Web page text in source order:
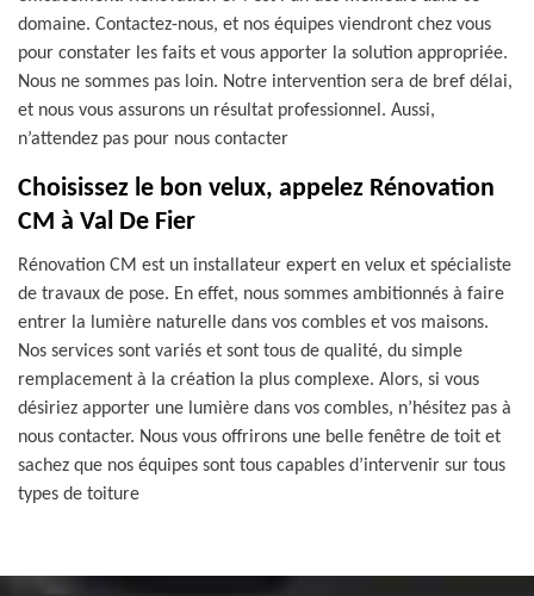
domaine. Contactez-nous, et nos équipes viendront chez vous
pour constater les faits et vous apporter la solution appropriée.
Nous ne sommes pas loin. Notre intervention sera de bref délai,
et nous vous assurons un résultat professionnel. Aussi,
n’attendez pas pour nous contacter
Choisissez le bon velux, appelez Rénovation
CM à Val De Fier
Rénovation CM est un installateur expert en velux et spécialiste
de travaux de pose. En effet, nous sommes ambitionnés à faire
entrer la lumière naturelle dans vos combles et vos maisons.
Nos services sont variés et sont tous de qualité, du simple
remplacement à la création la plus complexe. Alors, si vous
désiriez apporter une lumière dans vos combles, n’hésitez pas à
nous contacter. Nous vous offrirons une belle fenêtre de toit et
sachez que nos équipes sont tous capables d’intervenir sur tous
types de toiture